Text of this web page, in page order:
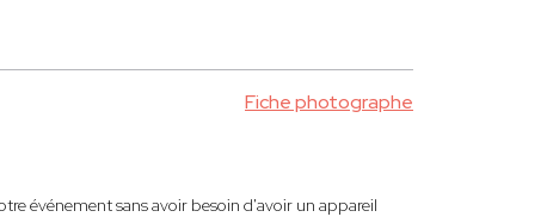
Fiche photographe
événement sans avoir besoin d'avoir un appareil